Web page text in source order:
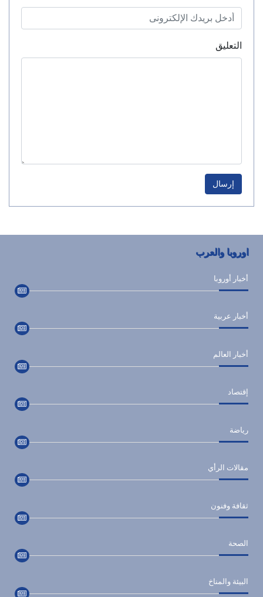
التعليق
إرسال
اوروبا والعرب
أخبار أوروبا
أخبار عربية
أخبار العالم
إقتصاد
رياضة
مقالات الرأي
ثقافة وفنون
الصحة
البيئة والمناخ